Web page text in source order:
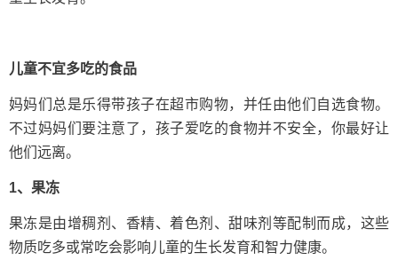
儿童不宜多吃的食品
妈妈们总是乐得带孩子在超市购物，并任由他们自选食物。
不过妈妈们要注意了，孩子爱吃的食物并不安全，你最好让
他们远离。
1、果冻
果冻是由增稠剂、香精、着色剂、甜味剂等配制而成，这些
物质吃多或常吃会影响儿童的生长发育和智力健康。